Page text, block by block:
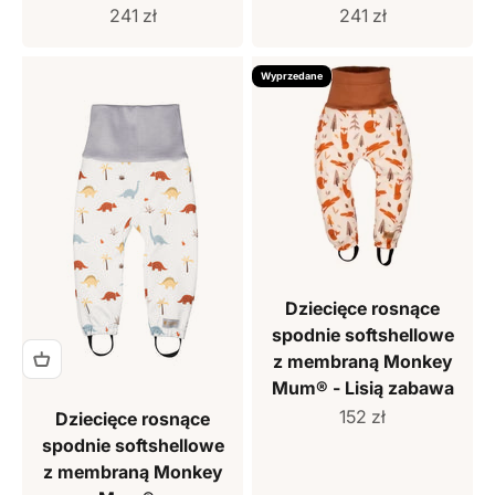
Cena sprzedaży
241 zł
Cena sprzedaży
241 zł
Dziecięce rosnące
spodnie softshellowe
z membraną Monkey
Wyprzedane
Dziecięce rosnące
spodnie softshellowe
z membraną Monkey
Mum® - Lisią zabawa
Cena sprzedaży
152 zł